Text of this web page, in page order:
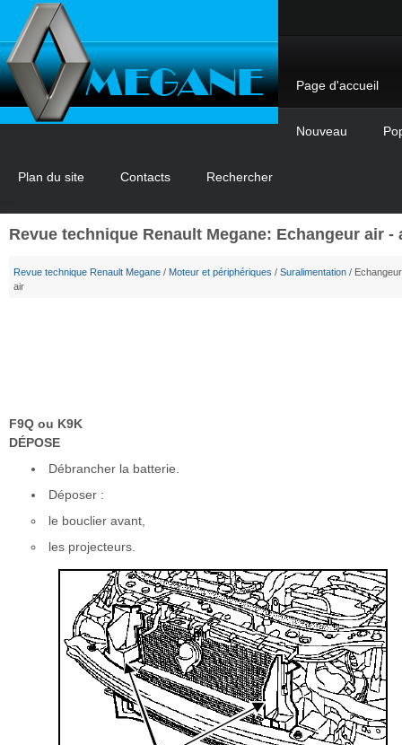
Page d'accueil
Nouveau
Plan du site Contacts Rechercher
Revue technique Renault Megane: Echangeur air -
Revue technique Renault Megane / Moteur et périphériques / Suralimentation /
air
F9Q ou K9K
DÉPOSE
Débrancher la batterie.
Déposer :
le bouclier avant,
les projecteurs.